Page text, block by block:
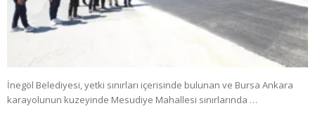
İnegöl Belediyesi, yetki sınırları içerisinde bulunan ve Bursa Ankara
karayolunun kuzeyinde Mesudiye Mahallesi sınırlarında …